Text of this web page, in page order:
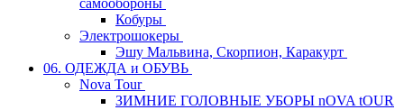
самообороны
Кобуры
Электрошокеры
Эшу Мальвина, Скорпион, Каракурт
06. ОДЕЖДА и ОБУВЬ
Nova Tour
ЗИМНИЕ ГОЛОВНЫЕ УБОРЫ nOVA tOUR